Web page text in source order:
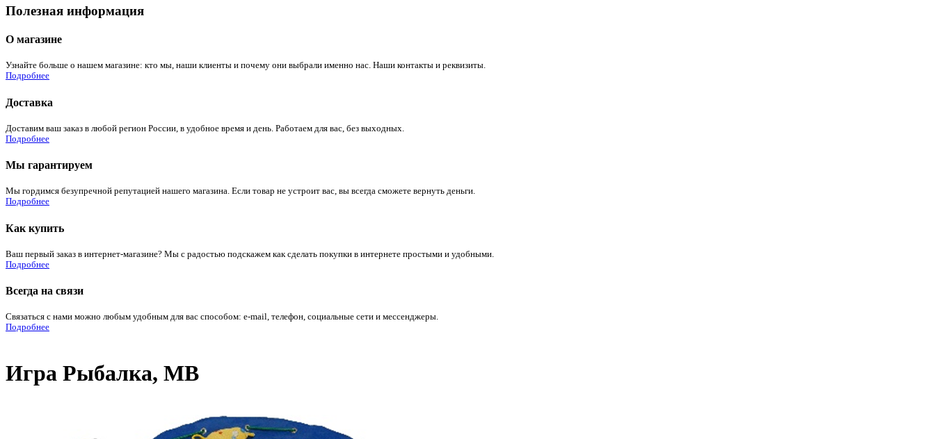
Полезная информация
О магазине
Узнайте больше о нашем магазине: кто мы, наши клиенты и почему они выбрали именно нас. Наши контакты и реквизиты.
Подробнее
Доставка
Доставим ваш заказ в любой регион России, в удобное время и день. Работаем для вас, без выходных.
Подробнее
Мы гарантируем
Мы гордимся безупречной репутацией нашего магазина. Если товар не устроит вас, вы всегда сможете вернуть деньги.
Подробнее
Как купить
Ваш первый заказ в интернет-магазине? Мы с радостью подскажем как сделать покупки в интернете простыми и удобными.
Подробнее
Всегда на связи
Связаться с нами можно любым удобным для вас способом: e-mail, телефон, социальные сети и мессенджеры.
Подробнее
Игра Рыбалка, МВ